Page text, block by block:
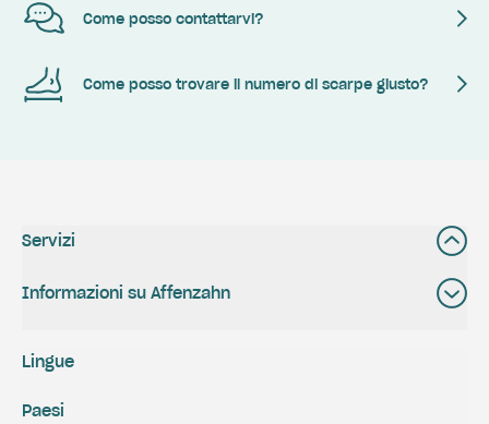
Come posso contattarvi?
Come posso trovare il numero di scarpe giusto?
Servizi
Informazioni su Affenzahn
Lingue
Paesi